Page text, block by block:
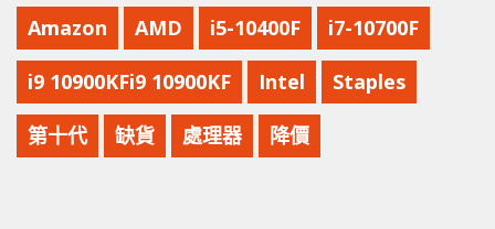
Amazon AMD i5-10400F i7-10700F
i9 10900KFi9 10900KF Intel Staples
第十代 缺貨 處理器 降價